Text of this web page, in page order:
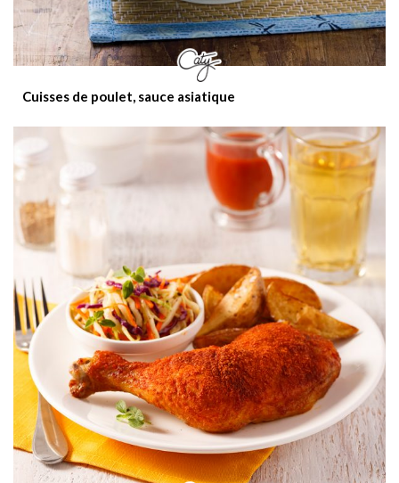
Cuisses de poulet, sauce asiatique